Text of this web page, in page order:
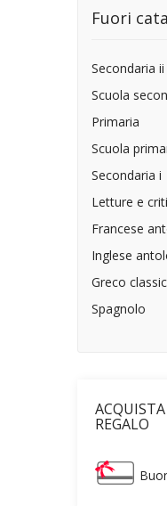
Fuori
Secondaria ii
Scuola
Primaria
Scuola
Secondaria i
Letture e
Francese
Inglese
Greco
Spagnolo
REGALO